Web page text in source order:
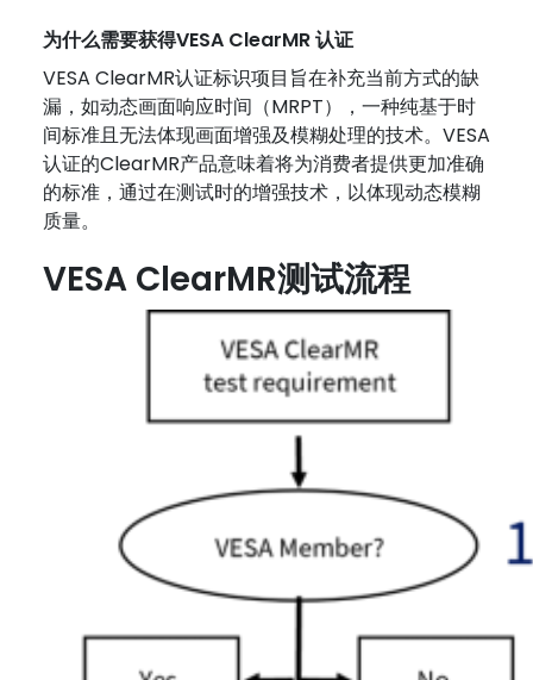
为什么需要获得VESA ClearMR 认证
VESA ClearMR认证标识项目旨在补充当前方式的缺
漏，如动态画面响应时间（MRPT），一种纯基于时
间标准且无法体现画面增强及模糊处理的技术。VESA
认证的ClearMR产品意味着将为消费者提供更加准确
的标准，通过在测试时的增强技术，以体现动态模糊
质量。
VESA ClearMR测试流程